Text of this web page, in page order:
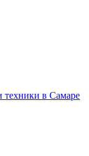
техники в Самаре